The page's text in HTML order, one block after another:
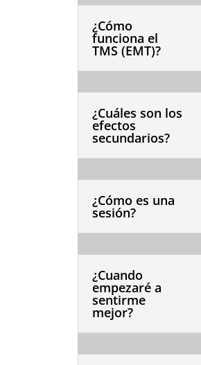
¿Cómo
funciona el
TMS (EMT)?
¿Cuáles son los
efectos
secundarios?
¿Cómo es una
sesión?
¿Cuando
empezaré a
sentirme
mejor?